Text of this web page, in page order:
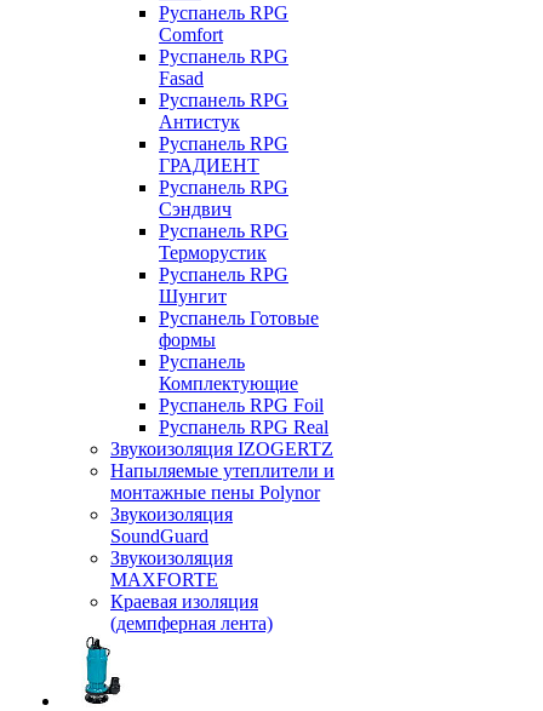
Руспанель RPG
Comfort
Руспанель RPG
Fasad
Руспанель RPG
Антистук
Руспанель RPG
ГРАДИЕНТ
Руспанель RPG
Сэндвич
Руспанель RPG
Терморустик
Руспанель RPG
Шунгит
Руспанель Готовые
формы
Руспанель
Комплектующие
Руспанель RPG Foil
Руспанель RPG Real
Звукоизоляция IZOGERTZ
Напыляемые утеплители и
монтажные пены Polynor
Звукоизоляция
SoundGuard
Звукоизоляция
MAXFORTE
Краевая изоляция
(демпферная лента)